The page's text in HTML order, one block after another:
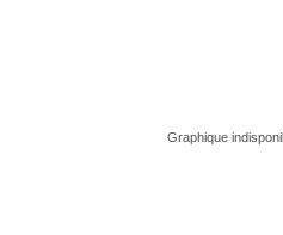
Graphique